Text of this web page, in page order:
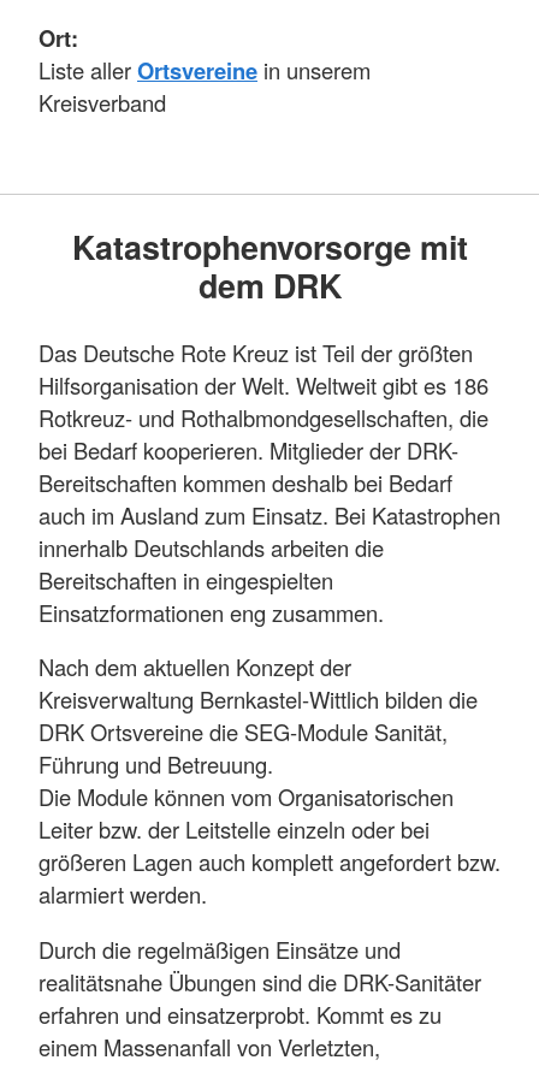
Ort:
Liste allerOrtsvereine in unserem
Kreisverband
Katastrophenvorsorge mit
dem DRK
Das Deutsche Rote Kreuz ist Teil der größten
Hilfsorganisation der Welt. Weltweit gibt es 186
Rotkreuz- und Rothalbmondgesellschaften, die
bei Bedarf kooperieren. Mitglieder der DRK-
Bereitschaften kommen deshalb bei Bedarf
auch im Ausland zum Einsatz. Bei Katastrophen
innerhalb Deutschlands arbeiten die
Bereitschaften in eingespielten
Einsatzformationen eng zusammen.
Nach dem aktuellen Konzept der
Kreisverwaltung Bernkastel-Wittlich bilden die
DRK Ortsvereine die SEG-Module Sanität,
Führung und Betreuung.
Die Module können vom Organisatorischen
Leiter bzw. der Leitstelle einzeln oder bei
größeren Lagen auch komplett angefordert bzw.
alarmiert werden.
Durch die regelmäßigen Einsätze und
realitätsnahe Übungen sind die DRK-Sanitäter
erfahren und einsatzerprobt. Kommt es zu
einem Massenanfall von Verletzten,